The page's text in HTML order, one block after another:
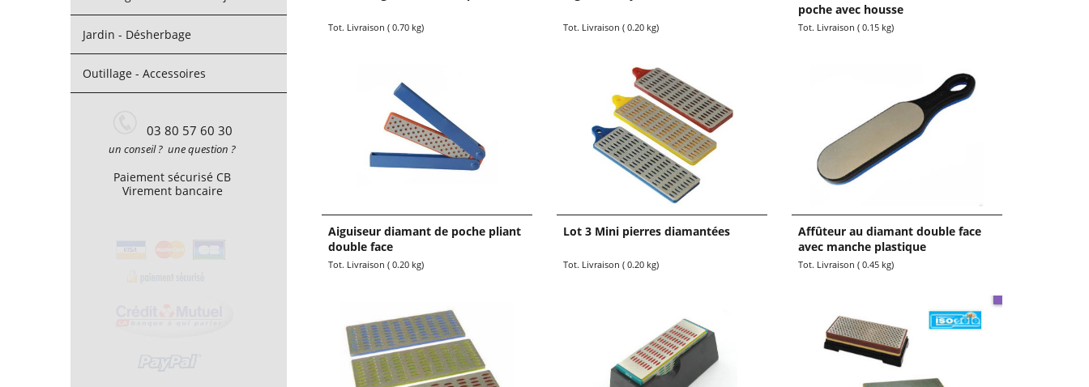
Jardin - Désherbage
Outillage - Accessoires
03 80 57 60 30
un conseil ? une question ?
Paiement sécurisé CB
Virement bancaire
€19.90 TTC
€8.95 TTC
poche avec housse
€11.90 TTC
Aiguiseur diamant de poche pliant
double face
€9.90 TTC
Lot 3 Mini pierres diamantées
€6.90 TTC
Affûteur au diamant double face
avec manche plastique
€14.90 TTC
-25%